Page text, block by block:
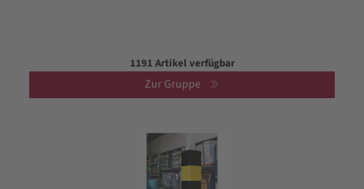
1191 Artikel verfügbar
Zur Gruppe